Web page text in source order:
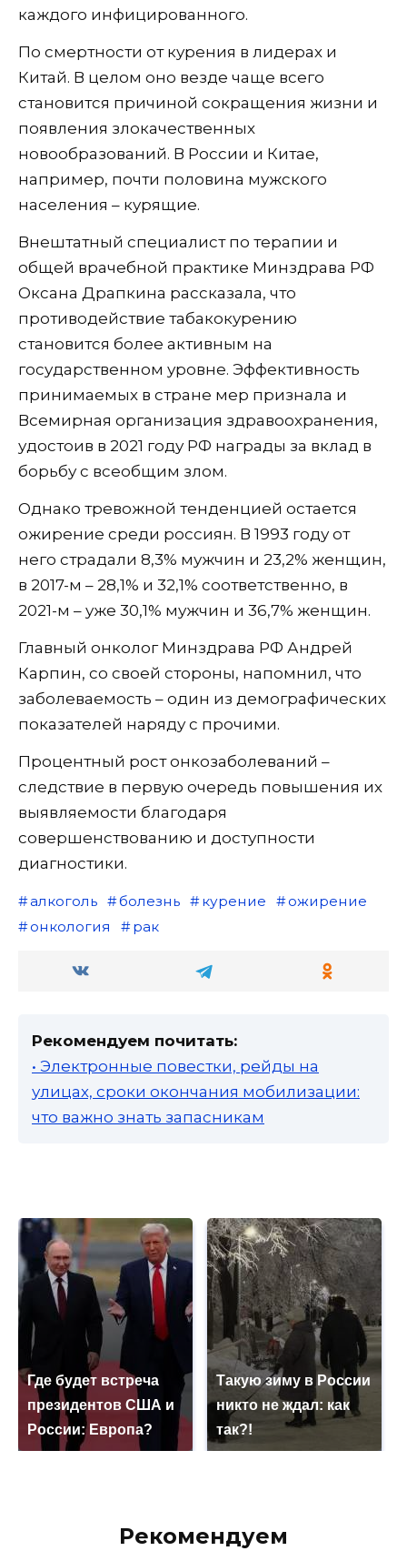
каждого инфицированного.
По смертности от курения в лидерах и
Китай. В целом оно везде чаще всего
становится причиной сокращения жизни и
появления злокачественных
новообразований. В России и Китае,
например, почти половина мужского
населения – курящие.
Внештатный специалист по терапии и
общей врачебной практике Минздрава РФ
Оксана Драпкина рассказала, что
противодействие табакокурению
становится более активным на
государственном уровне. Эффективность
принимаемых в стране мер признала и
Всемирная организация здравоохранения,
удостоив в 2021 году РФ награды за вклад в
борьбу с всеобщим злом.
Однако тревожной тенденцией остается
ожирение среди россиян. В 1993 году от
него страдали 8,3% мужчин и 23,2% женщин,
в 2017-м – 28,1% и 32,1% соответственно, в
2021-м – уже 30,1% мужчин и 36,7% женщин.
Главный онколог Минздрава РФ Андрей
Карпин, со своей стороны, напомнил, что
заболеваемость – один из демографических
показателей наряду с прочими.
Процентный рост онкозаболеваний –
следствие в первую очередь повышения их
выявляемости благодаря
совершенствованию и доступности
диагностики.
алкоголь болезнь курение
ожирение
онкология
рак
Рекомендуем почитать:
• Электронные повестки, рейды на
улицах, сроки окончания мобилизации:
что важно знать запасникам
Где будет встреча
президентов США и
России: Европа?
Такую зиму в России
никто не ждал: как
так?!
Рекомендуем